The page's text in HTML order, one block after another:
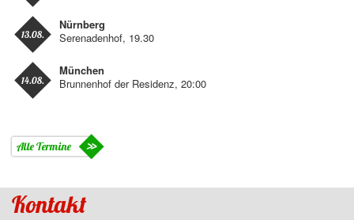
Nürnberg
Serenadenhof, 19.30
13.08.
München
Brunnenhof der Residenz, 20:00
14.08.
Alle Termine
Kontakt